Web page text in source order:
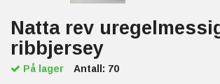
Natta rev
ribbjersey
På lager Antall: 70